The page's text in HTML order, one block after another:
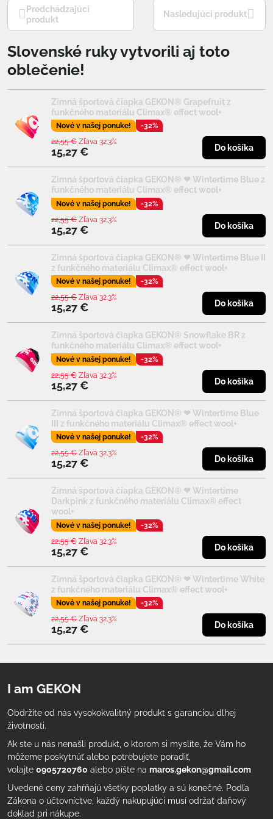
Predchádzajúci
produkt
Nasledujúci produkt
Slovenské ruky vytvorili aj toto
oblečenie!
Zimná športová čiapka GEKON® Grapefruit z
funkčného materiálu Climax® effect wool+
Nové v našej ponuke! -32%
15,27 €
22,55 € Zľava 32.3%
Do košíka
Zimná športová čiapka GEKON® ❤ Wintertime Blue z
funkčného materiálu Climax® effect wool+
Nové v našej ponuke! -32%
15,27 €
22,55 € Zľava 32.3%
Do košíka
Zimná športová čiapka GEKON® ❤ Wintertime Blue II
z funkčného materiálu Climax® effect wool+
Nové v našej ponuke! -32%
15,27 €
22,55 € Zľava 32.3%
Do košíka
Zimná športová čiapka GEKON® Snowflake BR z
funkčného materiálu Climax® effect wool+
Nové v našej ponuke! -32%
15,27 €
22,55 € Zľava 32.3%
Do košíka
Zimná športová čiapka GEKON® ❤ Wintertime Blue
III z funkčného materiálu Climax® effect wool+
Nové v našej ponuke! -32%
15,27 €
22,55 € Zľava 32.3%
Do košíka
Zimná športová čiapka GEKON® ❤ Wintertime
Darkpink z funkčného materiálu Climax® effect
wool+
Nové v našej ponuke! -32%
15,27 €
22,55 € Zľava 32.3%
Do košíka
Zimná športová čiapka GEKON® ❤ Wintertime White
z funkčného materiálu Climax® effect wool+
Nové v našej ponuke! -32%
15,27 €
22,55 € Zľava 32.3%
Do košíka
I am GEKON
Obdržíte od nás vysokokvalitný produkt s garanciou dlhej
životnosti.
Ak ste u nás nenašli produkt, o ktorom si myslíte, že Vám ho
môžeme poskytnúť alebo potrebujete poradiť,
volajte 0905720760 alebo píšte na maros.gekon@gmail.com
Uvedené ceny zahŕňajú všetky poplatky a sú konečné. Podľa
Zákona o účtovníctve, každý nakupujúci musí održať daňový
doklad pri nákupe.